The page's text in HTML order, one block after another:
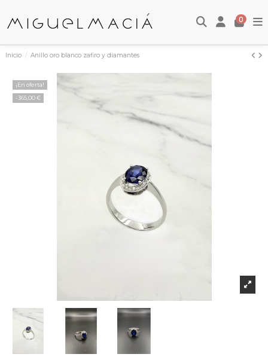
0
Inicio Anillo oro blanco zafiro y diamantes
¡En oferta!
-365,00 €